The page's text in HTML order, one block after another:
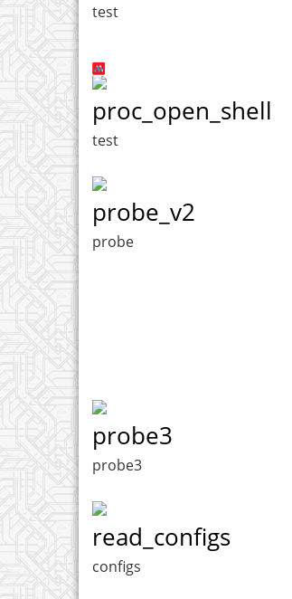
test
proc_open_shell
test
probe_v2
probe
probe3
probe3
read_configs
configs